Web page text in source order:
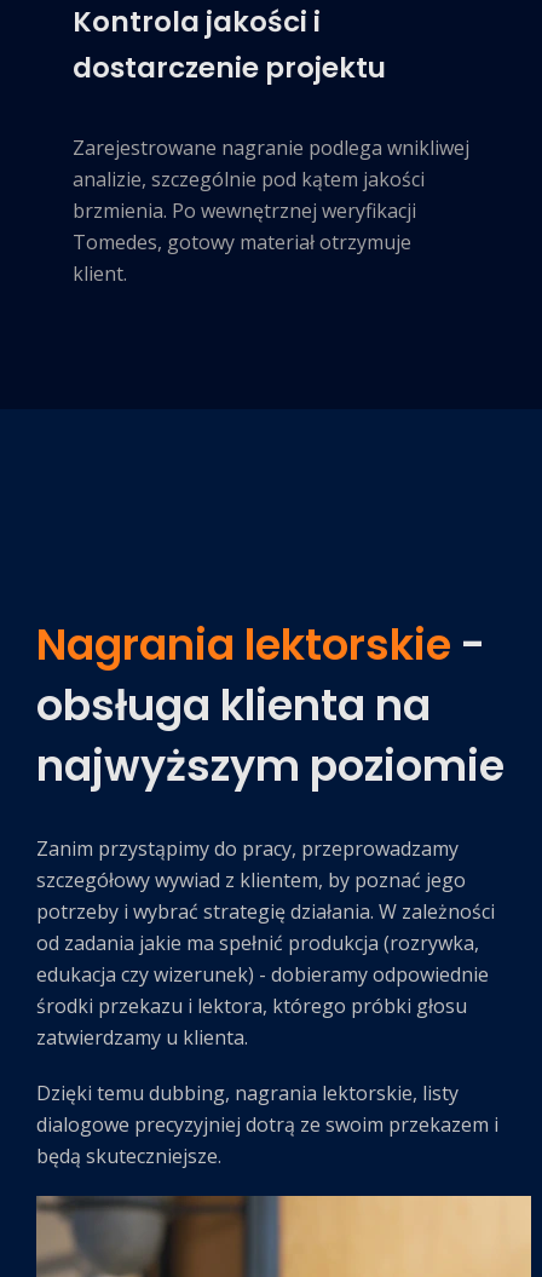
Kontrola jakości i
dostarczenie projektu
Zarejestrowane nagranie podlega wnikliwej
analizie, szczególnie pod kątem jakości
brzmienia. Po wewnętrznej weryfikacji
Tomedes, gotowy materiał otrzymuje
klient.
Nagrania lektorskie -
obsługa klienta na
najwyższym poziomie
Zanim przystąpimy do pracy, przeprowadzamy
szczegółowy wywiad z klientem, by poznać jego
potrzeby i wybrać strategię działania. W zależności
od zadania jakie ma spełnić produkcja (rozrywka,
edukacja czy wizerunek) - dobieramy odpowiednie
środki przekazu i lektora, którego próbki głosu
zatwierdzamy u klienta.
Dzięki temu dubbing, nagrania lektorskie, listy
dialogowe precyzyjniej dotrą ze swoim przekazem i
będą skuteczniejsze.